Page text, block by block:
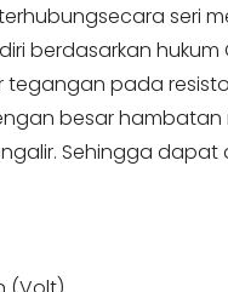
seri
berdasarkan hukum
tegangan pada
besar hambatan
Sehingga dapat